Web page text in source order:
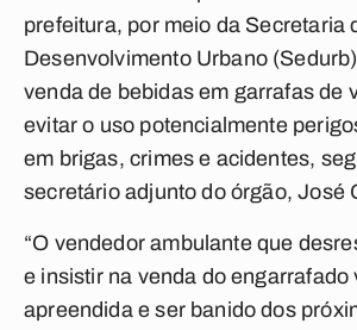
prefeitura, por meio da Secretaria
Desenvolvimento Urbano
venda de bebidas em garrafas de
evitar o uso potencialmente
em brigas, crimes e acidentes,
secretário adjunto do órgão, José
“O vendedor ambulante que
e insistir na venda do engarrafado
apreendida e ser banido dos